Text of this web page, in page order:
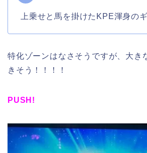
上乗せと馬を掛けたKPE渾身の
特化ゾーンはなさそうですが、大き
きそう！！！！
PUSH!